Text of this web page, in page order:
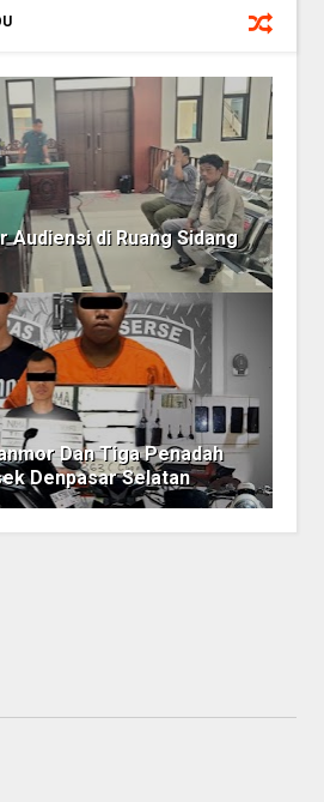
Audiensi di Ruang Sidang
Dan Tiga Penadah
Denpasar Selatan